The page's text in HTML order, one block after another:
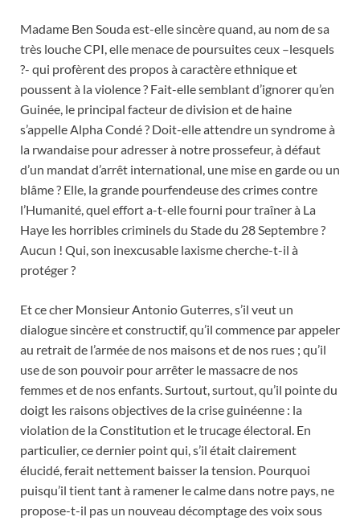
Madame Ben Souda est-elle sincère quand, au nom de sa
très louche CPI, elle menace de poursuites ceux –lesquels
?- qui profèrent des propos à caractère ethnique et
poussent à la violence ? Fait-elle semblant d’ignorer qu’en
Guinée, le principal facteur de division et de haine
s’appelle Alpha Condé ? Doit-elle attendre un syndrome à
la rwandaise pour adresser à notre prossefeur, à défaut
d’un mandat d’arrêt international, une mise en garde ou un
blâme ? Elle, la grande pourfendeuse des crimes contre
l’Humanité, quel effort a-t-elle fourni pour traîner à La
Haye les horribles criminels du Stade du 28 Septembre ?
Aucun ! Qui, son inexcusable laxisme cherche-t-il à
protéger ?
Et ce cher Monsieur Antonio Guterres, s’il veut un
dialogue sincère et constructif, qu’il commence par appeler
au retrait de l’armée de nos maisons et de nos rues ; qu’il
use de son pouvoir pour arrêter le massacre de nos
femmes et de nos enfants. Surtout, surtout, qu’il pointe du
doigt les raisons objectives de la crise guinéenne : la
violation de la Constitution et le trucage électoral. En
particulier, ce dernier point qui, s’il était clairement
élucidé, ferait nettement baisser la tension. Pourquoi
puisqu’il tient tant à ramener le calme dans notre pays, ne
propose-t-il pas un nouveau décomptage des voix sous